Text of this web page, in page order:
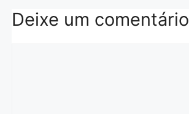
Deixe um comentário